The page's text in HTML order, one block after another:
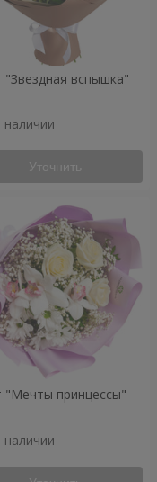
"Звездная вспышка"
наличии
Уточнить
"Мечты принцессы"
наличии